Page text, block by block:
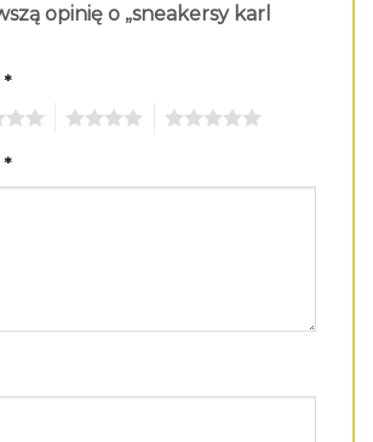
opinię o „sneakersy karl
*
*